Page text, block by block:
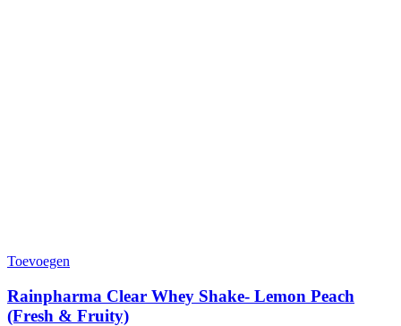
Toevoegen
Rainpharma Clear Whey Shake- Lemon Peach
(Fresh & Fruity)